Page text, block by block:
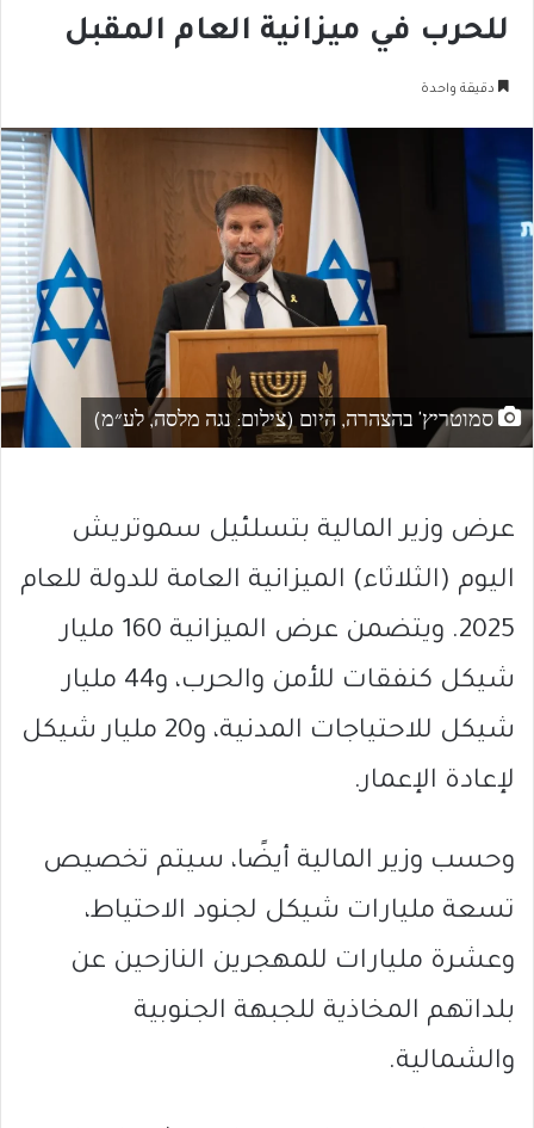
للحرب في ميزانية العام المقبل
دقيقة واحدة
סמוטריץ' בהצהרה, היום (צילום: נגה מלסה, לע״מ)
عرض وزير المالية بتسلئيل سموتريش
اليوم (الثلاثاء) الميزانية العامة للدولة للعام
2025. ويتضمن عرض الميزانية 160 مليار
شيكل كنفقات للأمن والحرب، و44 مليار
شيكل للاحتياجات المدنية، و20 مليار شيكل
لإعادة الإعمار.
وحسب وزير المالية أيضًا، سيتم تخصيص
تسعة مليارات شيكل لجنود الاحتياط،
وعشرة مليارات للمهجرين النازحين عن
بلداتهم المخاذية للجبهة الجنوبية
والشمالية.